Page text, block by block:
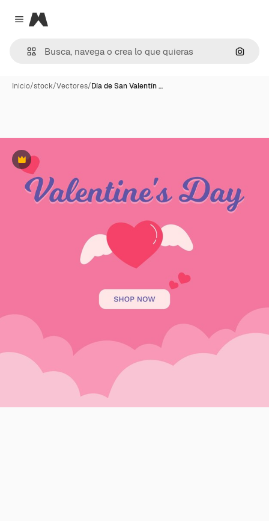
Close menu
Magnific
Inicio/stock/Vectores/Día de San Valentín …
Premium